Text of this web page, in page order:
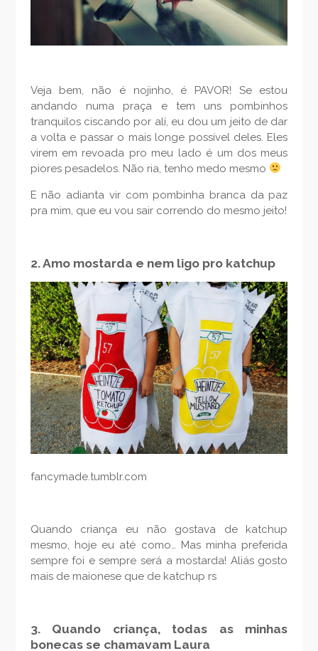
Veja bem, não é nojinho, é PAVOR! Se estou
andando numa praça e tem uns pombinhos
tranquilos ciscando por alí, eu dou um jeito de dar
a volta e passar o mais longe possível deles. Eles
virem em revoada pro meu lado é um dos meus
piores pesadelos. Não ria, tenho medo mesmo
E não adianta vir com pombinha branca da paz
pra mim, que eu vou sair correndo do mesmo jeito!
2. Amo mostarda e nem ligo pro katchup
fancymade.tumblr.com
Quando criança eu não gostava de katchup
mesmo, hoje eu até como… Mas minha preferida
sempre foi e sempre será a mostarda! Aliás gosto
mais de maionese que de katchup rs
3. Quando criança, todas as minhas
bonecas se chamavam Laura